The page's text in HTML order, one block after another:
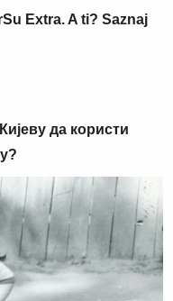
Extra. A ti? Saznaj
да користи